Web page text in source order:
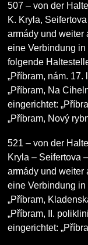
507 – von der
K. Kryla,
armády und weiter
eine Verbindung
folgende
„Příbram, nám. 17.
„Příbram, Na
eingerichtet:
„Příbram, Nový
521 – von der
Kryla – Seifertova
armády und weiter
eine Verbindung
„Příbram,
„Příbram, II.
eingerichtet: